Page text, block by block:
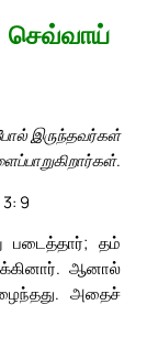
செவ்வாய்
இருந்தவர்கள்
9
படைத்தார்; தம்
ஆனால்
அதைச்